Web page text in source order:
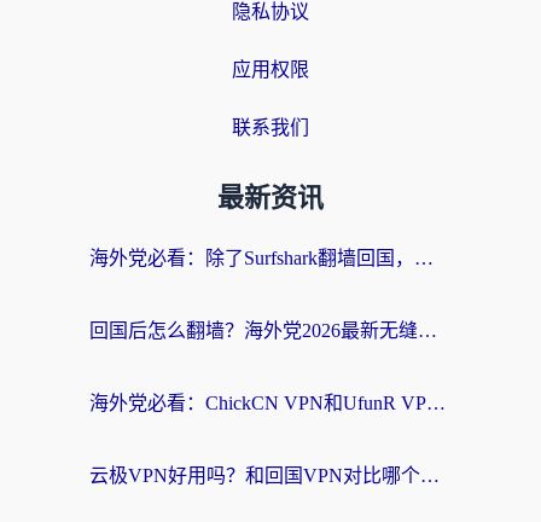
隐私协议
应用权限
联系我们
最新资讯
海外党必看：除了Surfshark翻墙回国，这些加速器选择技巧你真的懂吗？
回国后怎么翻墙？海外党2026最新无缝访问国内资源全攻略（附对比实测）
海外党必看：ChickCN VPN和UfunR VPN对比哪个回国效果更好？附实用选择指南
云极VPN好用吗？和回国VPN对比哪个回国效果更好？海外党亲测避坑指南